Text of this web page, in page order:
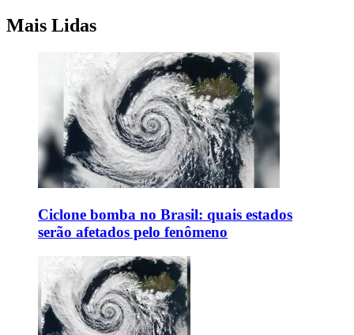
Mais Lidas
Ciclone bomba no Brasil: quais estados
serão afetados pelo fenômeno